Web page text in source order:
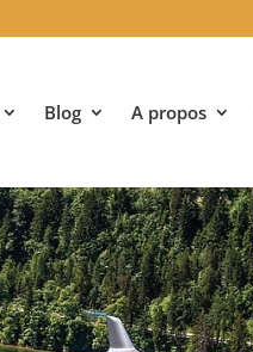
Blog A propos